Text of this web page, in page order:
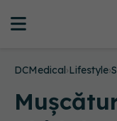
DCMedical›Lifestyle›